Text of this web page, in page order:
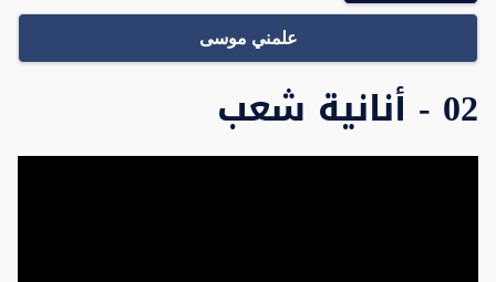
علمني موسى
02 - أنانية شعب